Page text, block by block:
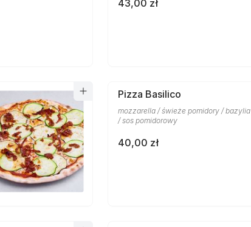
43,00 zł
Pizza Basilico
mozzarella / świeże pomidory / bazylia
/ sos pomidorowy
40,00 zł